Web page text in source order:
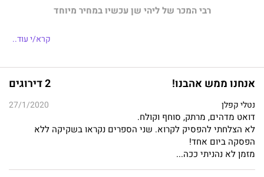
רבי המכר של ליהי שן עכשיו במחיר מיוחד
קרא/י עוד..
אנחנו ממש אהבנו! 2 דירוגים
נטלי קפלן 27/1/2020
דואט מדהים, מרתק, סוחף וקולח.
לא הצלחתי להפסיק לקרוא. שני הספרים נקראו בשקיקה ללא
הפסקה ביום אחד!
מזמן לא נהניתי ככה...